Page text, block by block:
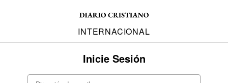
INTERNACIONAL
Inicie Sesión